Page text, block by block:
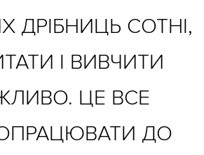
ДРІБНИЦЬ СОТНІ,
І ВИВЧИТИ
ЦЕ ВСЕ
ДО